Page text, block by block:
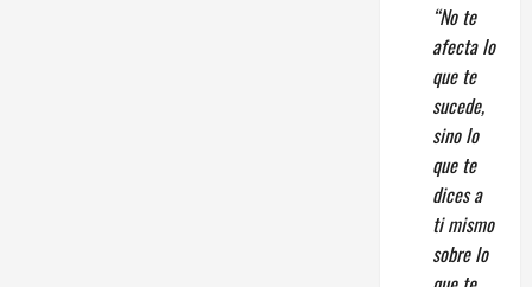
“No te
afecta lo
que te
sucede,
sino lo
que te
dices a
ti mismo
sobre lo